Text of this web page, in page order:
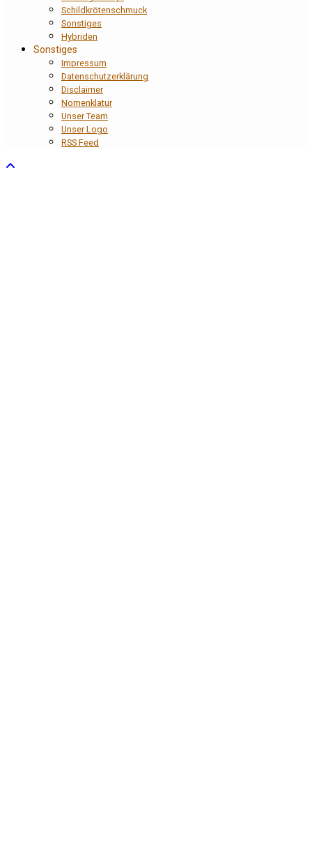
Schildkrötenschmuck
Sonstiges
Hybriden
Sonstiges
Impressum
Datenschutzerklärung
Disclaimer
Nomenklatur
Unser Team
Unser Logo
RSS Feed